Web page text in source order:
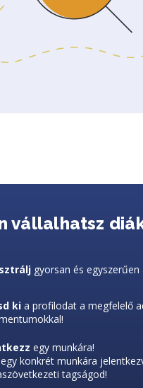
vállalhatsz
gyorsan és egyszerűen
ki a profilodat a megfelelő
egy munkára!
konkrét munkára
tagságod!